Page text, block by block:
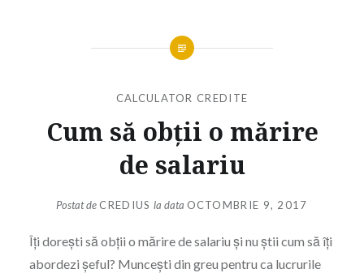
CALCULATOR CREDITE
Cum să obții o mărire
de salariu
Postat de CREDIUS la data OCTOMBRIE 9, 2017
Îți dorești să obții o mărire de salariu și nu știi cum să îți
abordezi șeful? Muncești din greu pentru ca lucrurile